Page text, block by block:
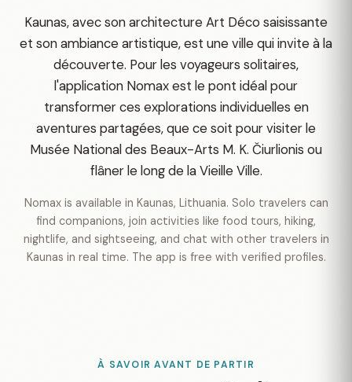
Kaunas, avec son architecture Art Déco saisissante
et son ambiance artistique, est une ville qui invite à la
découverte. Pour les voyageurs solitaires,
l'application Nomax est le pont idéal pour
transformer ces explorations individuelles en
aventures partagées, que ce soit pour visiter le
Musée National des Beaux-Arts M. K. Čiurlionis ou
flâner le long de la Vieille Ville.
Nomax is available in Kaunas, Lithuania. Solo travelers can
find companions, join activities like food tours, hiking,
nightlife, and sightseeing, and chat with other travelers in
Kaunas in real time. The app is free with verified profiles.
À SAVOIR AVANT DE PARTIR